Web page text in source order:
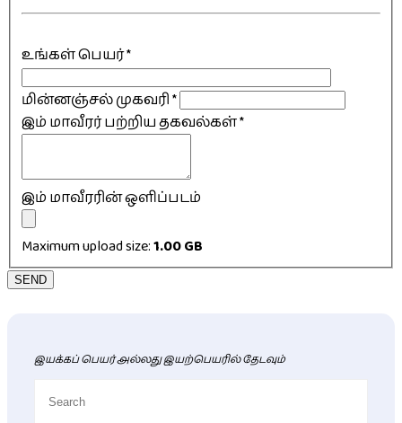
உங்கள் பெயர்*
மின்னஞ்சல் முகவரி*
இம் மாவீரர் பற்றிய தகவல்கள்*
இம் மாவீரரின் ஒளிப்படம்
Maximum upload size:1.00 GB
SEND
இயக்கப் பெயர் அல்லது இயற்பெயரில் தேடவும்